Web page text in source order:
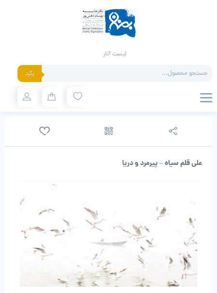
لیست آثار
search بگرد
علی قلم سیاه – پیرمرد و دریا